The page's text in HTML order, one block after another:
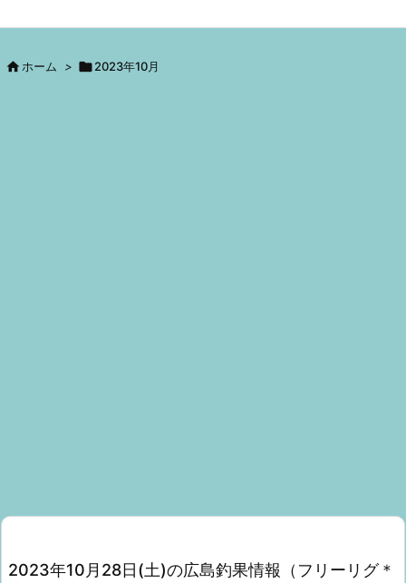
 ホーム > 2023年10月
2023年10月28日(土)の広島釣果情報（フリーリグ＊